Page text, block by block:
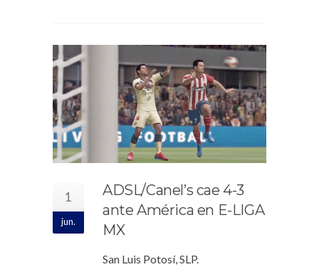
1
jun.
ADSL/Canel’s cae 4-3
ante América en E-LIGA
MX
San Luis Potosí, SLP.